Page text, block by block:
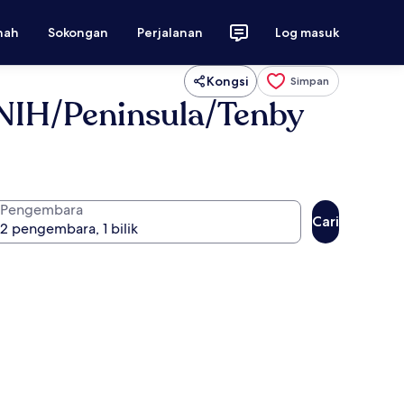
Sokongan Perjalanan Log masuk
Kongsi Simpan
Peninsula/Tenby
Pengembara
Cari